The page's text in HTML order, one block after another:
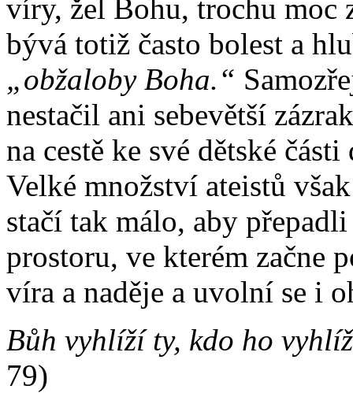
víry, žel Bohu, trochu moc
bývá totiž často bolest a
„obžaloby Boha.“
nestačil ani sebevětší
na cestě ke své dětské
Velké množství ateistů
stačí tak málo, aby
prostoru, ve kterém začne
víra a naděje a uvolní se i
Bůh vyhlíží ty, kdo ho
79)